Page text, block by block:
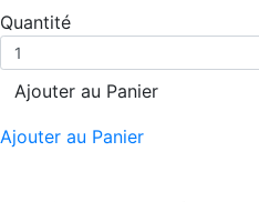
Quantité
Ajouter au Panier
Ajouter au Panier